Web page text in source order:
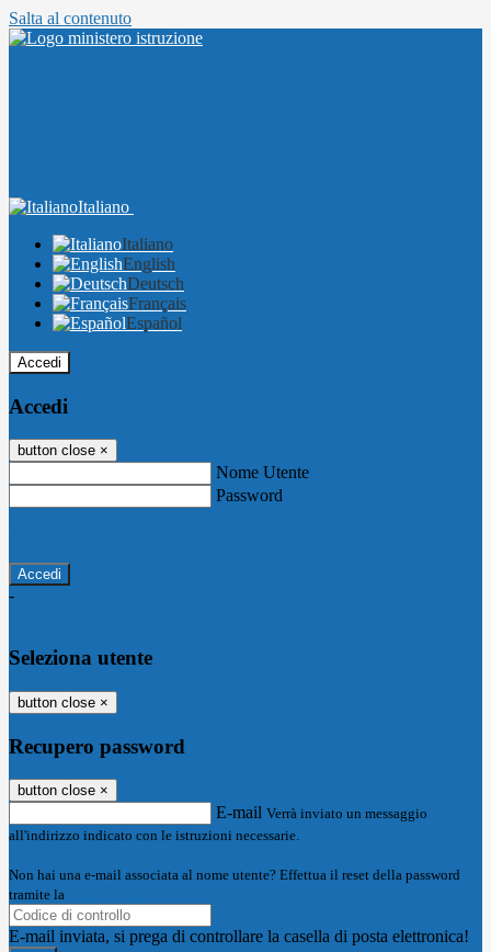
Salta al contenuto
Italiano
Italiano
English
Deutsch
Français
Español
Accedi
Accedi
button close ×
Nome Utente
Password
-
Seleziona utente
button close ×
Recupero password
button close ×
E-mail Verrà inviato un messaggio
all'indirizzo indicato con le istruzioni necessarie.
Non hai una e-mail associata al nome utente? Effettua il reset della password
tramite la
E-mail inviata, si prega di controllare la casella di posta elettronica!